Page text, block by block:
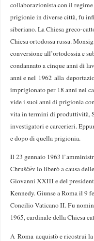
collaborazionista con il regime
prigionie in diverse città, fu
siberiano. La Chiesa greco-
Chiesa ortodossa russa.
conversione all’ortodossia e
condannato a cinque anni di
anni e nel 1962 alla
imprigionato per 18 anni nei
vide i suoi anni di prigionia
vita in termini di produttività,
investigatori e carcerieri.
e dopo di quella prigionia.
Il 23 gennaio 1963
Chruščёv lo liberò a causa
Giovanni XXIII e del
Kennedy. Giunse a Roma il 9
Concilio Vaticano II. Fu
1965, cardinale della Chiesa
A Roma acquistò e ricostruì